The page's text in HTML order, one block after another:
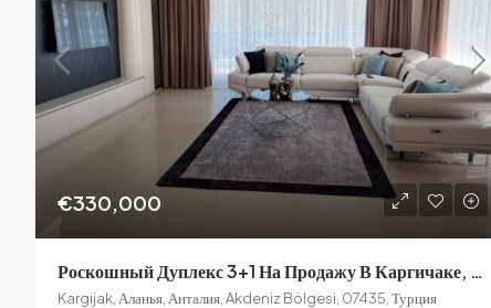
€330,000
Роскошный Дуплекс 3+1 На Продажу В Каргичаке, Алания
Kargıjak, Аланья, Анталия, Akdeniz Bölgesi, 07435, Турция